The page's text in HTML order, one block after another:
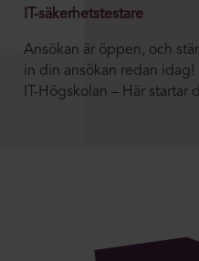
IT-säkerhetstestare
Ansökan är öppen, och
in din ansökan redan idag!
IT-Högskolan – Här startar